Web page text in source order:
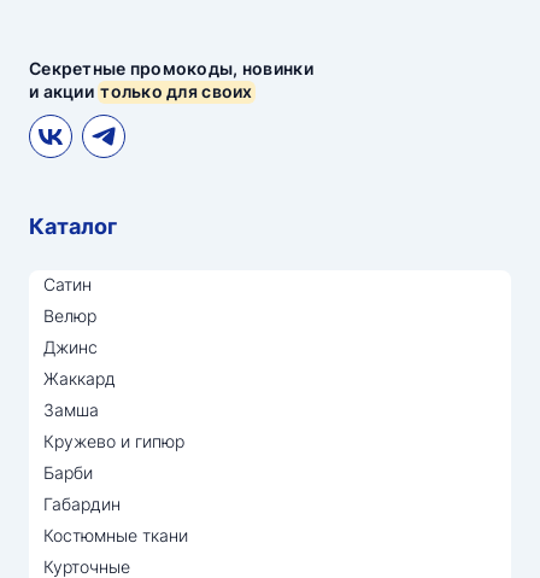
Секретные промокоды, новинки
и акциитолько для своих
Каталог
Сатин
Велюр
Джинс
Жаккард
Замша
Кружево и гипюр
Барби
Габардин
Костюмные ткани
Курточные